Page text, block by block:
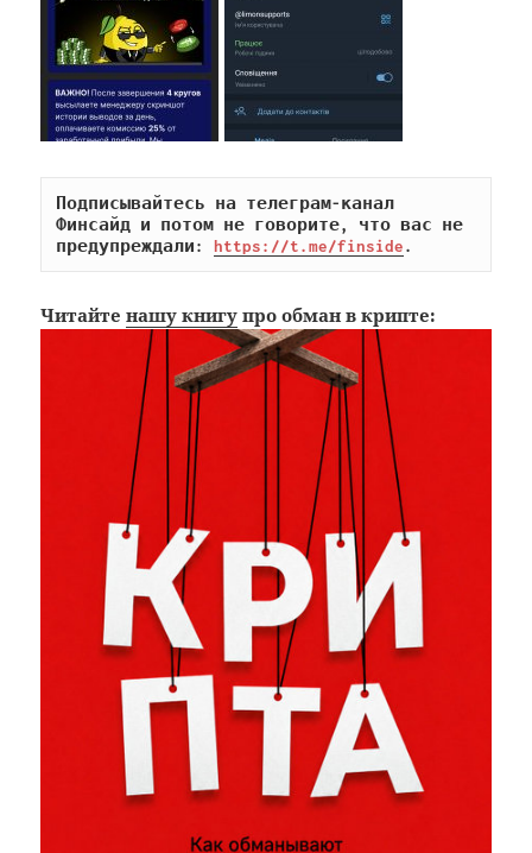
Подписывайтесь на телеграм-канал
Финсайд и потом не говорите, что вас не
предупреждали: https://t.me/finside.
Читайтенашу книгу про обман в крипте: